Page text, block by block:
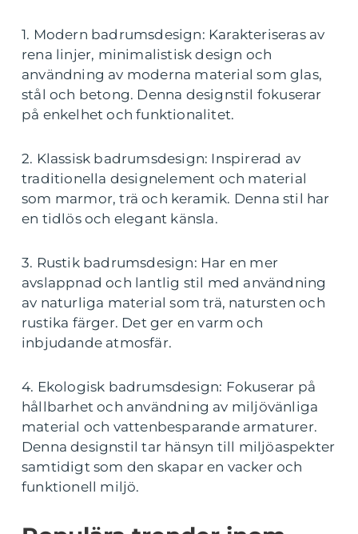
1. Modern badrumsdesign: Karakteriseras av
rena linjer, minimalistisk design och
användning av moderna material som glas,
stål och betong. Denna designstil fokuserar
på enkelhet och funktionalitet.
2. Klassisk badrumsdesign: Inspirerad av
traditionella designelement och material
som marmor, trä och keramik. Denna stil har
en tidlös och elegant känsla.
3. Rustik badrumsdesign: Har en mer
avslappnad och lantlig stil med användning
av naturliga material som trä, natursten och
rustika färger. Det ger en varm och
inbjudande atmosfär.
4. Ekologisk badrumsdesign: Fokuserar på
hållbarhet och användning av miljövänliga
material och vattenbesparande armaturer.
Denna designstil tar hänsyn till miljöaspekter
samtidigt som den skapar en vacker och
funktionell miljö.